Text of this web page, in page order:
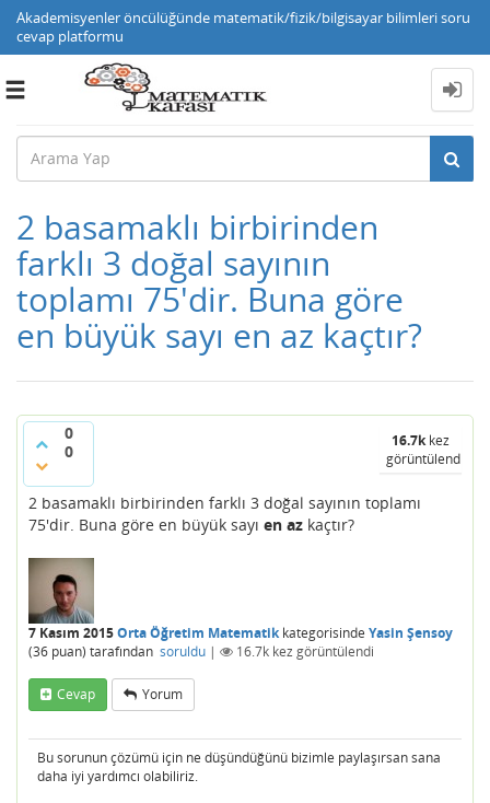
Akademisyenler öncülüğünde matematik/fizik/bilgisayar bilimleri soru
cevap platformu
Toggle
2 basamaklı birbirinden
farklı 3 doğal sayının
toplamı 75'dir. Buna göre
en büyük sayı en az kaçtır?
0
0
16.7kkez
görüntülendi
2 basamaklı birbirinden farklı 3 doğal sayının toplamı
75'dir. Buna göre en büyük sayı en az kaçtır?
7 Kasım 2015Orta Öğretim Matematikkategorisinde Yasin Şensoy
(36 puan) tarafından soruldu | 16.7k kez görüntülendi
Cevap Yorum
Bu sorunun çözümü için ne düşündüğünü bizimle paylaşırsan sana
daha iyi yardımcı olabiliriz.